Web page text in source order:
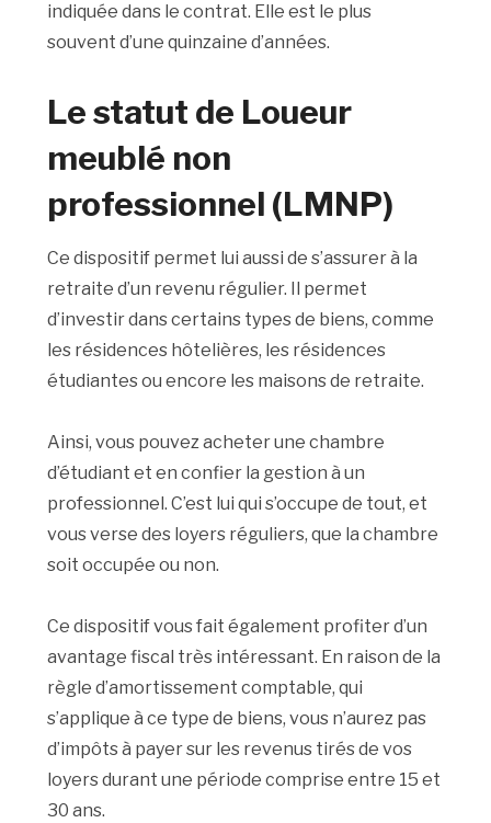
indiquée dans le contrat. Elle est le plus
souvent d’une quinzaine d’années.
Le statut de Loueur
meublé non
professionnel (LMNP)
Ce dispositif permet lui aussi de s’assurer à la
retraite d’un revenu régulier. Il permet
d’investir dans certains types de biens, comme
les résidences hôtelières, les résidences
étudiantes ou encore les maisons de retraite.
Ainsi, vous pouvez acheter une chambre
d’étudiant et en confier la gestion à un
professionnel. C’est lui qui s’occupe de tout, et
vous verse des loyers réguliers, que la chambre
soit occupée ou non.
Ce dispositif vous fait également profiter d’un
avantage fiscal très intéressant. En raison de la
règle d’amortissement comptable, qui
s’applique à ce type de biens, vous n’aurez pas
d’impôts à payer sur les revenus tirés de vos
loyers durant une période comprise entre 15 et
30 ans.